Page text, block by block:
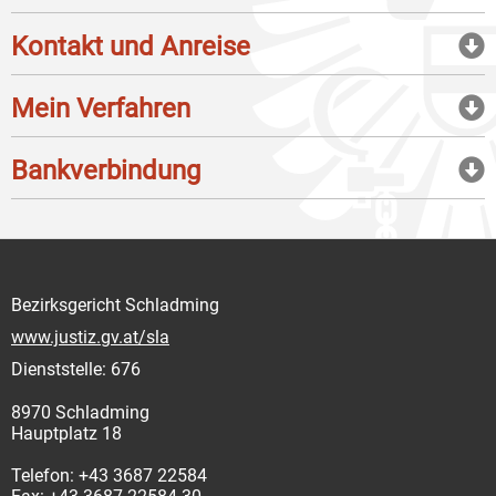
Kontakt und Anreise
Mein Verfahren
Bankverbindung
Bezirksgericht Schladming
www.justiz.gv.at/sla
Dienststelle: 676
8970 Schladming
Hauptplatz 18
Telefon: +43 3687 22584